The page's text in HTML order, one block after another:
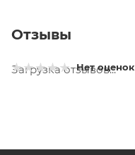
Отзывы
Нет оценок
Загрузка отзывов...